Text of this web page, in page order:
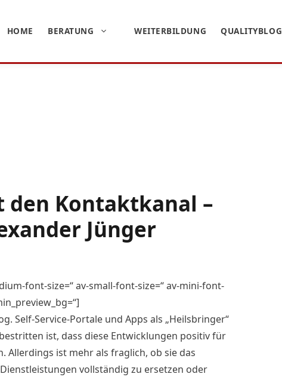
HOME BERATUNG WEITERBILDUNG QUALITYBLOG
den Kontaktkanal –
Jünger
font-size=“ av-small-font-size=“ av-mini-font-
Self-Service-Portale und Apps als „Heilsbringer“
ist, dass diese Entwicklungen positiv für
Allerdings ist mehr als fraglich, ob sie das
vollständig zu ersetzen oder